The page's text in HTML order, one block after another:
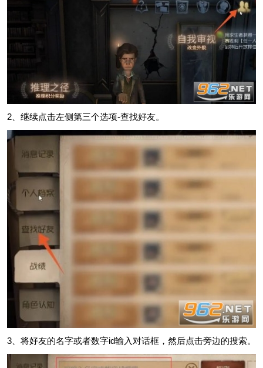
2、继续点击左侧第三个选项-查找好友。
3、将好友的名字或者数字id输入对话框，然后点击旁边的搜索。